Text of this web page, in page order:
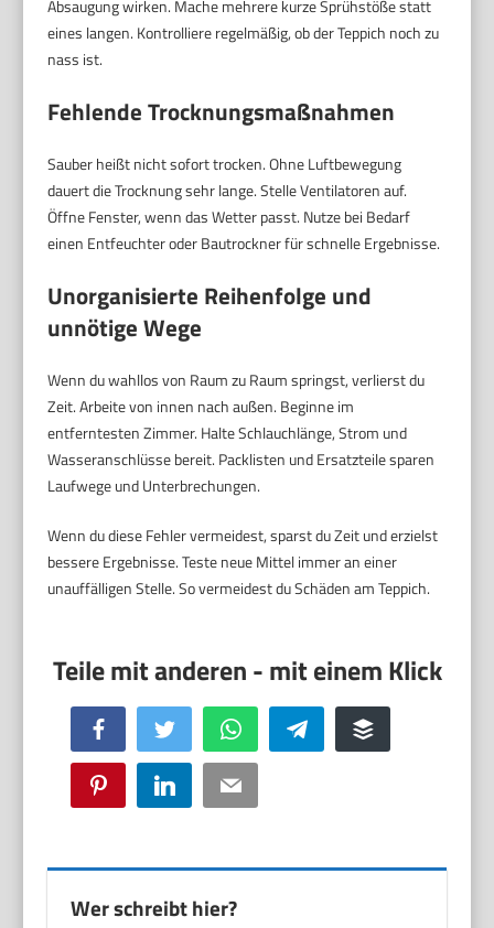
Absaugung wirken. Mache mehrere kurze Sprühstöße statt
eines langen. Kontrolliere regelmäßig, ob der Teppich noch zu
nass ist.
Fehlende Trocknungsmaßnahmen
Sauber heißt nicht sofort trocken. Ohne Luftbewegung
dauert die Trocknung sehr lange. Stelle Ventilatoren auf.
Öffne Fenster, wenn das Wetter passt. Nutze bei Bedarf
einen Entfeuchter oder Bautrockner für schnelle Ergebnisse.
Unorganisierte Reihenfolge und
unnötige Wege
Wenn du wahllos von Raum zu Raum springst, verlierst du
Zeit. Arbeite von innen nach außen. Beginne im
entferntesten Zimmer. Halte Schlauchlänge, Strom und
Wasseranschlüsse bereit. Packlisten und Ersatzteile sparen
Laufwege und Unterbrechungen.
Wenn du diese Fehler vermeidest, sparst du Zeit und erzielst
bessere Ergebnisse. Teste neue Mittel immer an einer
unauffälligen Stelle. So vermeidest du Schäden am Teppich.
Facebook Twitter WhatsApp Telegram Buffer
Pinterest LinkedIn Email
Wer schreibt hier?